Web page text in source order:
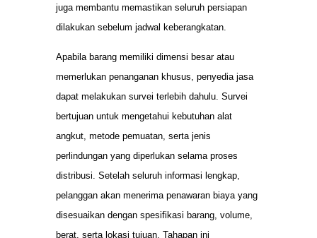
juga membantu memastikan seluruh persiapan
dilakukan sebelum jadwal keberangkatan.
Apabila barang memiliki dimensi besar atau
memerlukan penanganan khusus, penyedia jasa
dapat melakukan survei terlebih dahulu. Survei
bertujuan untuk mengetahui kebutuhan alat
angkut, metode pemuatan, serta jenis
perlindungan yang diperlukan selama proses
distribusi. Setelah seluruh informasi lengkap,
pelanggan akan menerima penawaran biaya yang
disesuaikan dengan spesifikasi barang, volume,
berat, serta lokasi tujuan. Tahapan ini